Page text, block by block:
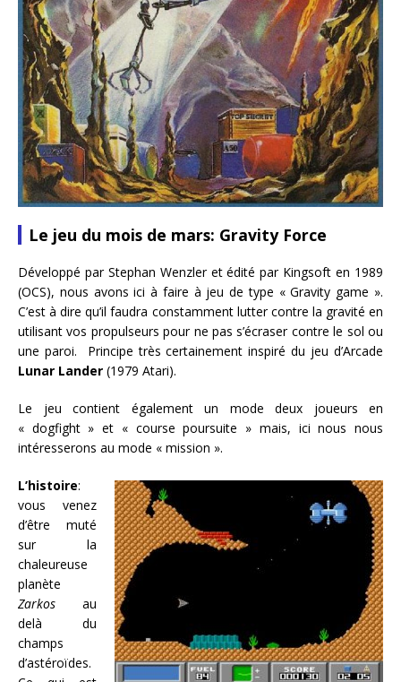
Le jeu du mois de mars: Gravity Force
Développé par Stephan Wenzler et édité par Kingsoft en 1989
(OCS), nous avons ici à faire à jeu de type « Gravity game ».
C’est à dire qu’il faudra constamment lutter contre la gravité en
utilisant vos propulseurs pour ne pas s’écraser contre le sol ou
une paroi. Principe très certainement inspiré du jeu d’Arcade
Lunar Lander (1979 Atari).
Le jeu contient également un mode deux joueurs en
« dogfight » et « course poursuite » mais, ici nous nous
intéresserons au mode « mission ».
L’histoire:
vous venez
d’être muté
sur la
chaleureuse
planète
Zarkos au
delà du
champs
d’astéroïdes.